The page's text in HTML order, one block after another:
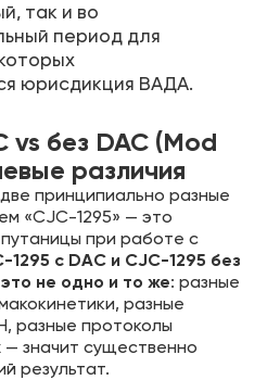
так и во
период для
юрисдикция ВАДА.
vs без DAC (Mod
различия
принципиально разные
«CJC-1295» — это
при работе с
1295 с DAC и CJC-1295 без
не одно и то же: разные
разные
разные протоколы
— значит существенно
результат.